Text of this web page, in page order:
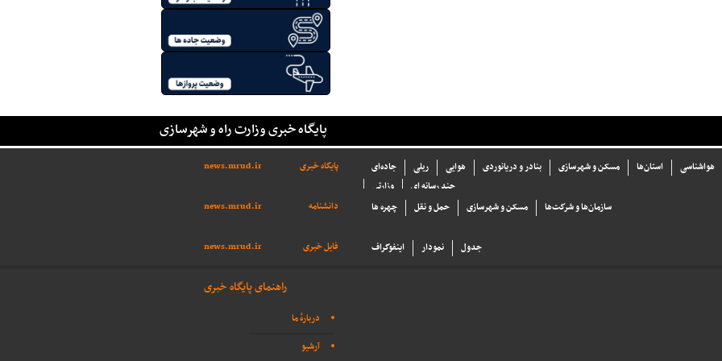
پایگاه خبری وزارت راه و شهرسازی
پایگاه خبری news.mrud.ir جاده‌ای ریلی هوایی بنادر و دریانوردی مسکن و شهرسازی استان‌ها
هواشناسی
وزارتی
چند رسانه ای
دانشنامه
news.mrud.ir چهره ها حمل و نقل مسکن و شهرسازی سازما‌ن‌ها و شركت‌ها
فایل خبری news.mrud.ir اینفوگراف نمودار جدول
راهنمای پایگاه خبری
دربارهٔ ما
آرشیو